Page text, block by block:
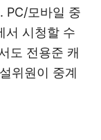
PC/모바일 중
서 시청할 수
도 전용준 캐
위원이 중계